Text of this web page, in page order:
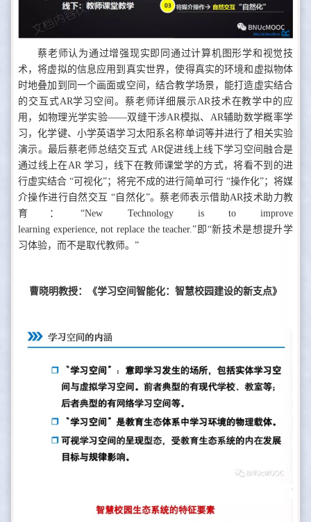
蔡老师认为通过增强现实即同通过计算机图形学和视觉技
术，将虚拟的信息应用到真实世界，使得真实的环境和虚拟物体
时地叠加到同一个画面或空间，结合教学场景，能打造虚实结合
的交互式AR学习空间。蔡老师详细展示AR技术在教学中的应
用，如物理光学实验——双缝干涉AR模拟、AR辅助数学概率学
习，化学键、小学英语学习太阳系名称单词等并进行了相关实验
演示。最后蔡老师总结交互式 AR促进线上线下学习空间融合是
通过线上在AR 学习，线下在教师课堂学的方式，将看不到的进
行虚实结合 “可视化”；将完不成的进行简单可行 “操作化”；将媒
介操作进行自然交互 “自然化”。蔡老师表示借助AR技术助力教
育：“New Technology is to improve
learning experience, not replace the teacher.”即“新技术是想提升学
习体验，而不是取代教师。”
曹晓明教授：《学习空间智能化：智慧校园建设的新支点》